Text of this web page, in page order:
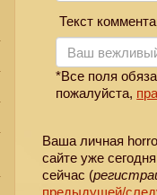
Текст
*Все поля
пожалуйста,
Ваша личная
сайте уже
сейчас (
предыдущей/